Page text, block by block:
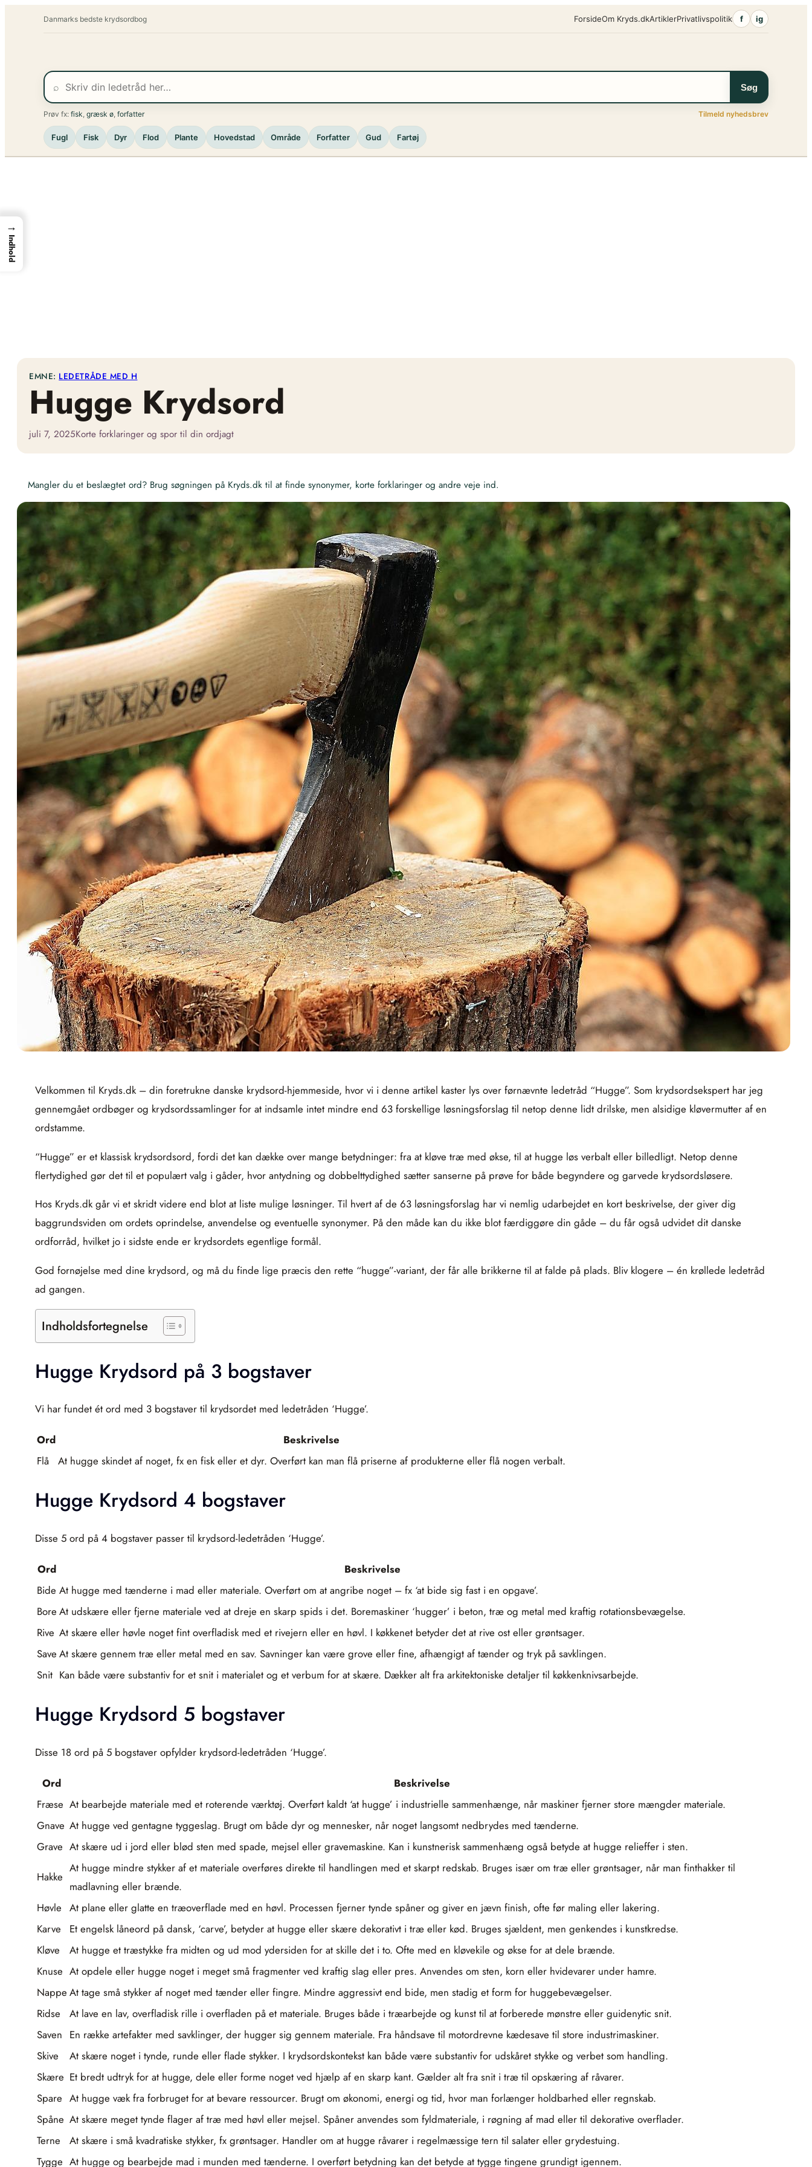
Danmarks bedste krydsordbog ForsideOm Kryds.dkArtiklerPrivatlivspolitik f ig
⌕ Søg
Prøv fx: fisk græsk ø forfatter Tilmeld nyhedsbrev
Fugl Fisk Dyr Flod Plante Hovedstad Område Forfatter Gud Fartøj
EMNE: LEDETRÅDE MED H
Hugge Krydsord
juli 7, 2025Korte forklaringer og spor til din ordjagt
Mangler du et beslægtet ord? Brug søgningen på Kryds.dk til at finde synonymer, korte forklaringer og andre veje ind.
Velkommen til Kryds.dk – din foretrukne danske krydsord-hjemmeside, hvor vi i denne artikel kaster lys over førnævnte ledetråd “Hugge”. Som krydsordsekspert har jeg
gennemgået ordbøger og krydsordssamlinger for at indsamle intet mindre end 63 forskellige løsningsforslag til netop denne lidt drilske, men alsidige kløvermutter af en
ordstamme.
“Hugge” er et klassisk krydsordsord, fordi det kan dække over mange betydninger: fra at kløve træ med økse, til at hugge løs verbalt eller billedligt. Netop denne
flertydighed gør det til et populært valg i gåder, hvor antydning og dobbelttydighed sætter sanserne på prøve for både begyndere og garvede krydsordsløsere.
Hos Kryds.dk går vi et skridt videre end blot at liste mulige løsninger. Til hvert af de 63 løsningsforslag har vi nemlig udarbejdet en kort beskrivelse, der giver dig
baggrundsviden om ordets oprindelse, anvendelse og eventuelle synonymer. På den måde kan du ikke blot færdiggøre din gåde – du får også udvidet dit danske
ordforråd, hvilket jo i sidste ende er krydsordets egentlige formål.
God fornøjelse med dine krydsord, og må du finde lige præcis den rette “hugge”-variant, der får alle brikkerne til at falde på plads. Bliv klogere – én krøllede ledetråd
ad gangen.
Indholdsfortegnelse
Hugge Krydsord på 3 bogstaver
Vi har fundet ét ord med 3 bogstaver til krydsordet med ledetråden ‘Hugge’.
Ord
Beskrivelse
Flå
At hugge skindet af noget, fx en fisk eller et dyr. Overført kan man flå priserne af produkterne eller flå nogen verbalt.
Hugge Krydsord 4 bogstaver
Disse 5 ord på 4 bogstaver passer til krydsord-ledetråden ‘Hugge’.
Ord
Beskrivelse
Bide At hugge med tænderne i mad eller materiale. Overført om at angribe noget – fx ‘at bide sig fast i en opgave’.
Bore At udskære eller fjerne materiale ved at dreje en skarp spids i det. Boremaskiner ‘hugger’ i beton, træ og metal med kraftig rotationsbevægelse.
Rive At skære eller høvle noget fint overfladisk med et rivejern eller en høvl. I køkkenet betyder det at rive ost eller grøntsager.
Save At skære gennem træ eller metal med en sav. Savninger kan være grove eller fine, afhængigt af tænder og tryk på savklingen.
Snit Kan både være substantiv for et snit i materialet og et verbum for at skære. Dækker alt fra arkitektoniske detaljer til køkkenknivsarbejde.
Hugge Krydsord 5 bogstaver
Disse 18 ord på 5 bogstaver opfylder krydsord-ledetråden ‘Hugge’.
Ord
Beskrivelse
Fræse At bearbejde materiale med et roterende værktøj. Overført kaldt ‘at hugge’ i industrielle sammenhænge, når maskiner fjerner store mængder materiale.
Gnave At hugge ved gentagne tyggeslag. Brugt om både dyr og mennesker, når noget langsomt nedbrydes med tænderne.
Grave At skære ud i jord eller blød sten med spade, mejsel eller gravemaskine. Kan i kunstnerisk sammenhæng også betyde at hugge relieffer i sten.
Hakke
At hugge mindre stykker af et materiale overføres direkte til handlingen med et skarpt redskab. Bruges især om træ eller grøntsager, når man finthakker til
madlavning eller brænde.
Høvle At plane eller glatte en træoverflade med en høvl. Processen fjerner tynde spåner og giver en jævn finish, ofte før maling eller lakering.
Karve
Et engelsk låneord på dansk, ‘carve’, betyder at hugge eller skære dekorativt i træ eller kød. Bruges sjældent, men genkendes i kunstkredse.
Kløve
At hugge et træstykke fra midten og ud mod ydersiden for at skille det i to. Ofte med en kløvekile og økse for at dele brænde.
Knuse At opdele eller hugge noget i meget små fragmenter ved kraftig slag eller pres. Anvendes om sten, korn eller hvidevarer under hamre.
Nappe At tage små stykker af noget med tænder eller fingre. Mindre aggressivt end bide, men stadig et form for huggebevægelser.
Ridse
At lave en lav, overfladisk rille i overfladen på et materiale. Bruges både i træarbejde og kunst til at forberede mønstre eller guidenytic snit.
Saven En række artefakter med savklinger, der hugger sig gennem materiale. Fra håndsave til motordrevne kædesave til store industrimaskiner.
Skive
At skære noget i tynde, runde eller flade stykker. I krydsordskontekst kan både være substantiv for udskåret stykke og verbet som handling.
Skære Et bredt udtryk for at hugge, dele eller forme noget ved hjælp af en skarp kant. Gælder alt fra snit i træ til opskæring af råvarer.
Spare At hugge væk fra forbruget for at bevare ressourcer. Brugt om økonomi, energi og tid, hvor man forlænger holdbarhed eller regnskab.
Spåne At skære meget tynde flager af træ med høvl eller mejsel. Spåner anvendes som fyldmateriale, i røgning af mad eller til dekorative overflader.
Terne
At skære i små kvadratiske stykker, fx grøntsager. Handler om at hugge råvarer i regelmæssige tern til salater eller grydestuing.
Tygge At hugge og bearbejde mad i munden med tænderne. I overført betydning kan det betyde at tygge tingene grundigt igennem.
→
Indhold